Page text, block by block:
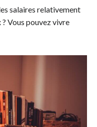
salaires relativement
Vous pouvez vivre